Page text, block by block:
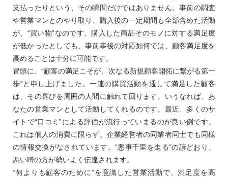
支払ったりという、その瞬間だけではありません。事前の調査
や営業マンとのやり取り、購入後の一定期間も全部含めた活動
が、“買い物”なのです。購入した商品そのモノに対する満足度
が低かったとしても、事前事後の対応如何では、顧客満足度を
高めることは十分に可能です。
冒頭に、“顧客の満足こそが、次なる新規顧客開拓に繋がる第一
歩”と申し上げました。一連の購買活動を通して満足した顧客
は、その喜びを周囲の人間に触れて回ります。いうなれば、あ
なたの営業マンとして活動してくれるのです。最近、多くのサ
イトで“口コミ”による評価が流行っていまるのが良い例です。
これは個人の消費に限らず、企業経営者の同業者同士でも同様
の情報交換がなされています。“悪事千里を走る”の諺どおり、
悪い噂の方が勢いよく伝達されます。
“何よりも顧客のために”を意識した営業活動で、満足度を高